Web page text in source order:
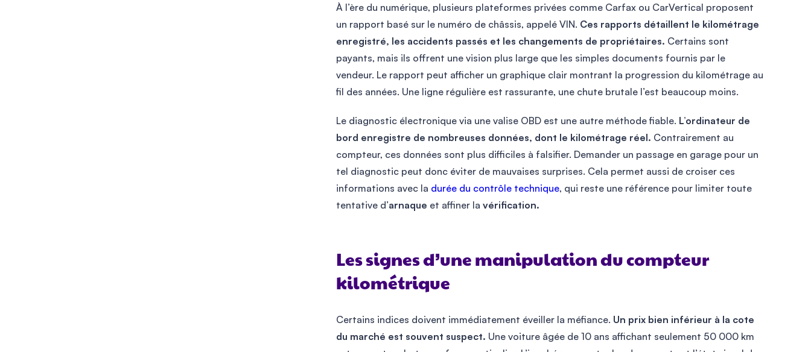
À l’ère du numérique, plusieurs plateformes privées comme Carfax ou CarVertical proposent
un rapport basé sur le numéro de châssis, appelé VIN. Ces rapports détaillent le kilométrage
enregistré, les accidents passés et les changements de propriétaires. Certains sont
payants, mais ils offrent une vision plus large que les simples documents fournis par le
vendeur. Le rapport peut afficher un graphique clair montrant la progression du kilométrage au
fil des années. Une ligne régulière est rassurante, une chute brutale l’est beaucoup moins.
Le diagnostic électronique via une valise OBD est une autre méthode fiable. L’ordinateur de
bord enregistre de nombreuses données, dont le kilométrage réel. Contrairement au
compteur, ces données sont plus difficiles à falsifier. Demander un passage en garage pour un
tel diagnostic peut donc éviter de mauvaises surprises. Cela permet aussi de croiser ces
informations avec la durée du contrôle technique, qui reste une référence pour limiter toute
tentative d’arnaque et affiner la vérification.
Les signes d’une manipulation du compteur
kilométrique
Certains indices doivent immédiatement éveiller la méfiance. Un prix bien inférieur à la cote
du marché est souvent suspect. Une voiture âgée de 10 ans affichant seulement 50 000 km